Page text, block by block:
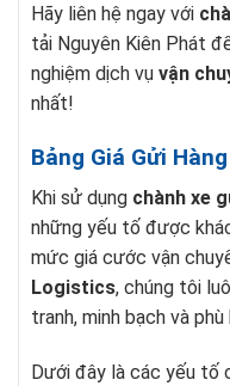
Hãy liên hệ ngay với
tải Nguyên Kiên Phát
nghiệm dịch vụ vận
nhất!
Bảng Giá Gửi
Khi sử dụng chành xe
những yếu tố được
mức giá cước vận
Logistics, chúng tôi
tranh, minh bạch và
Dưới đây là các yếu tố